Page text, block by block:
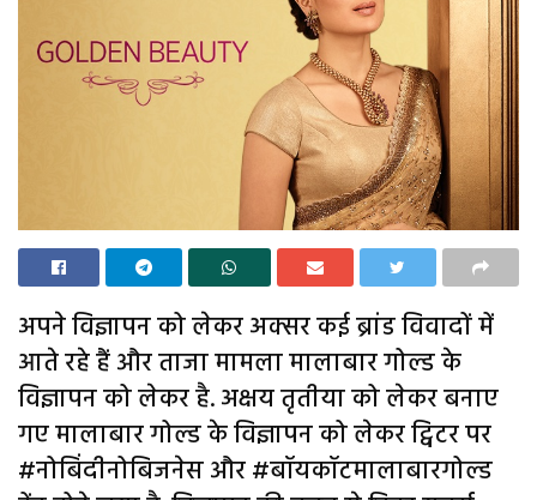
अपने विज्ञापन को लेकर अक्सर कई ब्रांड विवादों में
आते रहे हैं और ताजा मामला मालाबार गोल्ड के
विज्ञापन को लेकर है. अक्षय तृतीया को लेकर बनाए
गए मालाबार गोल्ड के विज्ञापन को लेकर ट्विटर पर
#नोबिंदीनोबिजनेस और #बॉयकॉटमालाबारगोल्ड